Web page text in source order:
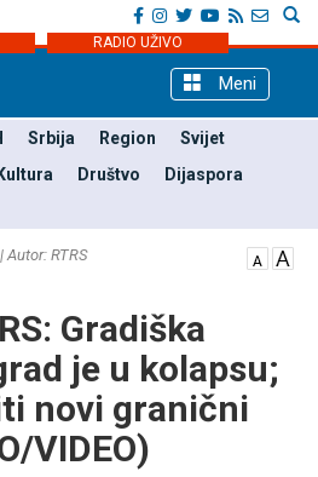
RADIO UŽIVO
Meni
Srbija Region
Svijet
Kultura Društvo
Dijaspora
RTRS
Gradiška
je u kolapsu;
novi granični
VIDEO)